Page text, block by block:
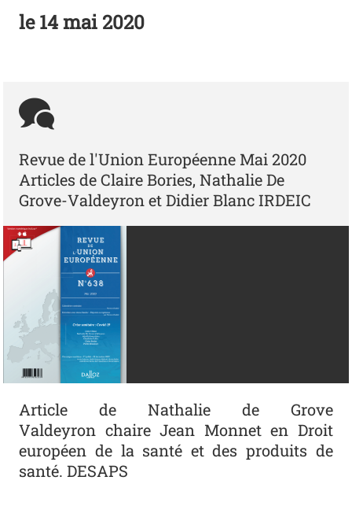
le14 mai 2020
Revue de l'Union Européenne Mai 2020
Articles de Claire Bories, Nathalie De
Grove-Valdeyron et Didier Blanc IRDEIC
Article de Nathalie de Grove
Valdeyron chaire Jean Monnet en Droit
européen de la santé et des produits de
santé. DESAPS